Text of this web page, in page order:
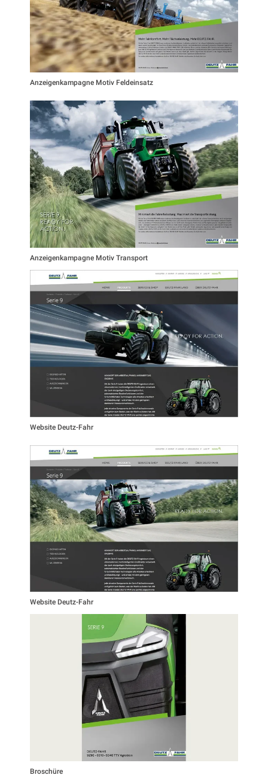
Anzeigenkampagne Motiv Feldeinsatz
Anzeigenkampagne Motiv Transport
Website Deutz-Fahr
Website Deutz-Fahr
Broschüre